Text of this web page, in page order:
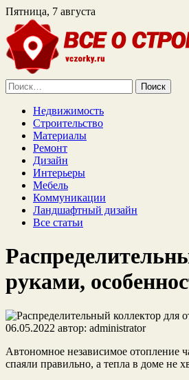
Пятница, 7 августа
Найти:
Недвижимость
Строительство
Материалы
Ремонт
Дизайн
Интерьеры
Мебель
Коммуникации
Ландшафтный дизайн
Все статьи
руками,
06.05.2022 автор: administrator
Автономное независимое отопление
спаяли правильно, а тепла в доме не